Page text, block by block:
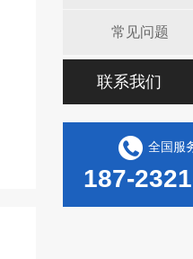
常见问题
联系我们
全国服
187-